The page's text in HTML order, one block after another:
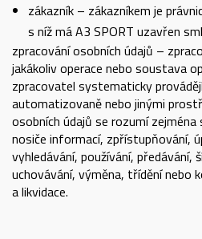
zákazník – zákazníkem je
s níž má A3 SPORT uzavřen
zpracování osobních údajů –
jakákoliv operace nebo soustava
zpracovatel systematicky
automatizovaně nebo jinými
osobních údajů se rozumí
nosiče informací, zpřístupňování,
vyhledávání, používání, předávání,
uchovávání, výměna, třídění nebo
a likvidace.